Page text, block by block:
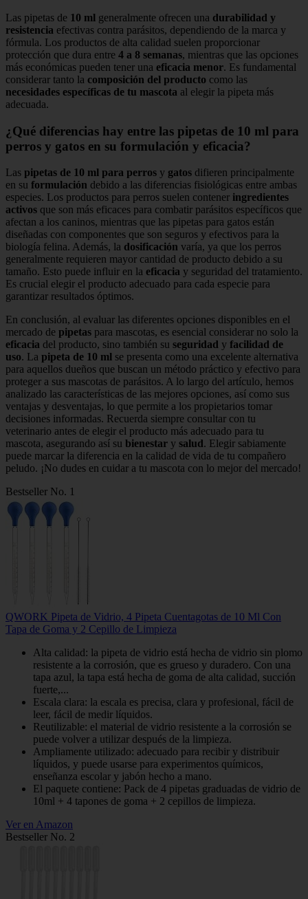
Las pipetas de 10 ml generalmente ofrecen una durabilidad y
resistencia efectivas contra parásitos, dependiendo de la marca y
fórmula. Los productos de alta calidad suelen proporcionar
protección que dura entre 4 a 8 semanas, mientras que las opciones
más económicas pueden tener una eficacia menor. Es fundamental
considerar tanto la composición del producto como las
necesidades específicas de tu mascota al elegir la pipeta más
adecuada.
¿Qué diferencias hay entre las pipetas de 10 ml para
perros y gatos en su formulación y eficacia?
Las pipetas de 10 ml para perros y gatos difieren principalmente
en su formulación debido a las diferencias fisiológicas entre ambas
especies. Los productos para perros suelen contener ingredientes
activos que son más eficaces para combatir parásitos específicos que
afectan a los caninos, mientras que las pipetas para gatos están
diseñadas con componentes que son seguros y efectivos para la
biología felina. Además, la dosificación varía, ya que los perros
generalmente requieren mayor cantidad de producto debido a su
tamaño. Esto puede influir en la eficacia y seguridad del tratamiento.
Es crucial elegir el producto adecuado para cada especie para
garantizar resultados óptimos.
En conclusión, al evaluar las diferentes opciones disponibles en el
mercado de pipetas para mascotas, es esencial considerar no solo la
eficacia del producto, sino también su seguridad y facilidad de
uso. La pipeta de 10 ml se presenta como una excelente alternativa
para aquellos dueños que buscan un método práctico y efectivo para
proteger a sus mascotas de parásitos. A lo largo del artículo, hemos
analizado las características de las mejores opciones, así como sus
ventajas y desventajas, lo que permite a los propietarios tomar
decisiones informadas. Recuerda siempre consultar con tu
veterinario antes de elegir el producto más adecuado para tu
mascota, asegurando así su bienestar y salud . Elegir sabiamente
puede marcar la diferencia en la calidad de vida de tu compañero
peludo. ¡No dudes en cuidar a tu mascota con lo mejor del mercado!
Bestseller No. 1
QWORK Pipeta de Vidrio, 4 Pipeta Cuentagotas de 10 Ml Con
Tapa de Goma y 2 Cepillo de Limpieza
Alta calidad: la pipeta de vidrio está hecha de vidrio sin plomo
resistente a la corrosión, que es grueso y duradero. Con una
tapa azul, la tapa está hecha de goma de alta calidad, succión
fuerte,...
Escala clara: la escala es precisa, clara y profesional, fácil de
leer, fácil de medir líquidos.
Reutilizable: el material de vidrio resistente a la corrosión se
puede volver a utilizar después de la limpieza.
Ampliamente utilizado: adecuado para recibir y distribuir
líquidos, y puede usarse para experimentos químicos,
enseñanza escolar y jabón hecho a mano.
El paquete contiene: Pack de 4 pipetas graduadas de vidrio de
10ml + 4 tapones de goma + 2 cepillos de limpieza.
Ver en Amazon
Bestseller No. 2